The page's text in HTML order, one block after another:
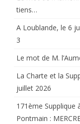
tiens…
A Loublande, le 6
3
Le mot de M.
La Charte et la
juillet 2026
171ème Supplique
Pontmain :